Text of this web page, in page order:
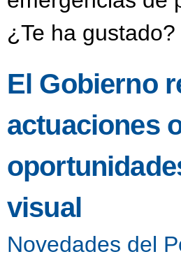
¿Te ha
El Gobierno
actuaciones
visual
Novedades del